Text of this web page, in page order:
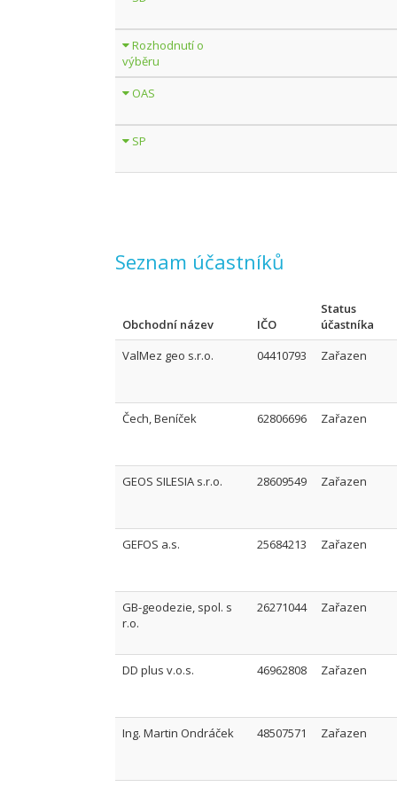
Rozhodnutí o
výběru
OAS
SP
Seznam účastníků
Obchodní název IČO
Status
účastníka
ValMez geo s.r.o.
04410793 Zařazen
Čech, Beníček 62806696 Zařazen
GEOS SILESIA s.r.o. 28609549 Zařazen
GEFOS a.s. 25684213 Zařazen
GB-geodezie, spol. s
r.o.
26271044 Zařazen
DD plus v.o.s. 46962808 Zařazen
Ing. Martin Ondráček 48507571 Zařazen